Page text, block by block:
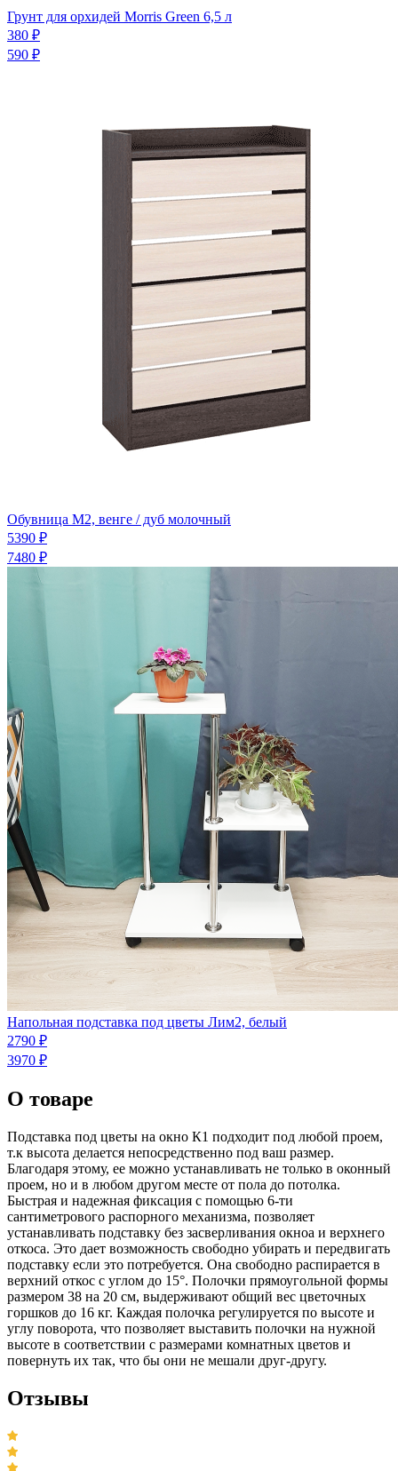
Грунт для орхидей Morris Green 6,5 л
380 ₽
590 ₽
Обувница М2, венге / дуб молочный
5390 ₽
7480 ₽
Напольная подставка под цветы Лим2, белый
2790 ₽
3970 ₽
О товаре
Подставка под цветы на окно К1 подходит под любой проем,
т.к высота делается непосредственно под ваш размер.
Благодаря этому, ее можно устанавливать не только в оконный
проем, но и в любом другом месте от пола до потолка.
Быстрая и надежная фиксация с помощью 6-ти
сантиметрового распорного механизма, позволяет
устанавливать подставку без засверливания окноа и верхнего
откоса. Это дает возможность свободно убирать и передвигать
подставку если это потребуется. Она свободно распирается в
верхний откос с углом до 15°. Полочки прямоугольной формы
размером 38 на 20 см, выдерживают общий вес цветочных
горшков до 16 кг. Каждая полочка регулируется по высоте и
углу поворота, что позволяет выставить полочки на нужной
высоте в соответствии с размерами комнатных цветов и
повернуть их так, что бы они не мешали друг-другу.
Отзывы